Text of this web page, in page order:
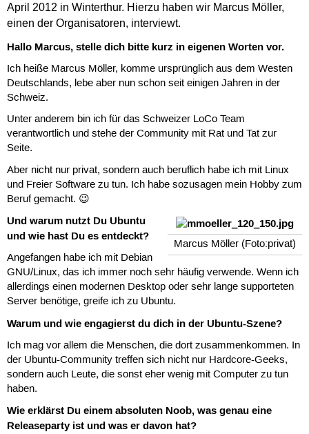
April 2012 in Winterthur. Hierzu haben wir Marcus Möller,
einen der Organisatoren, interviewt.
Hallo Marcus, stelle dich bitte kurz in eigenen Worten vor.
Ich heiße Marcus Möller, komme ursprünglich aus dem Westen
Deutschlands, lebe aber nun schon seit einigen Jahren in der
Schweiz.
Unter anderem bin ich für das Schweizer LoCo Team
verantwortlich und stehe der Community mit Rat und Tat zur
Seite.
Aber nicht nur privat, sondern auch beruflich habe ich mit Linux
und Freier Software zu tun. Ich habe sozusagen mein Hobby zum
Beruf gemacht. 😉
Marcus Möller (Foto:privat)
Und warum nutzt Du Ubuntu
und wie hast Du es entdeckt?
Angefangen habe ich mit Debian
GNU/Linux, das ich immer noch sehr häufig verwende. Wenn ich
allerdings einen modernen Desktop oder sehr lange supporteten
Server benötige, greife ich zu Ubuntu.
Warum und wie engagierst du dich in der Ubuntu-Szene?
Ich mag vor allem die Menschen, die dort zusammenkommen. In
der Ubuntu-Community treffen sich nicht nur Hardcore-Geeks,
sondern auch Leute, die sonst eher wenig mit Computer zu tun
haben.
Wie erklärst Du einem absoluten Noob, was genau eine
Releaseparty ist und was er davon hat?